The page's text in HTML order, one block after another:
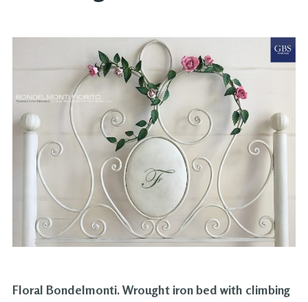
Floral Bondelmonti. Wrought iron bed with climbing